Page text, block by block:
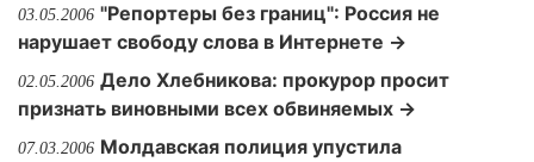
03.05.2006 "Репортеры без границ": Россия не
нарушает свободу слова в Интернете →
02.05.2006 Дело Хлебникова: прокурор просит
признать виновными всех обвиняемых →
07.03.2006 Молдавская полиция упустила